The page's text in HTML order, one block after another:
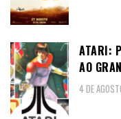
ATARI:
AO
4 DE